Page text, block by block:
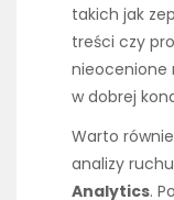
takich jak
treści czy
nieocenione
w dobrej
Warto
analizy
Analytics.